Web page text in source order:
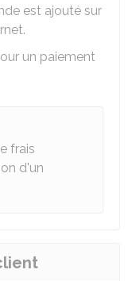
est ajouté sur
un paiement
frais
d'un